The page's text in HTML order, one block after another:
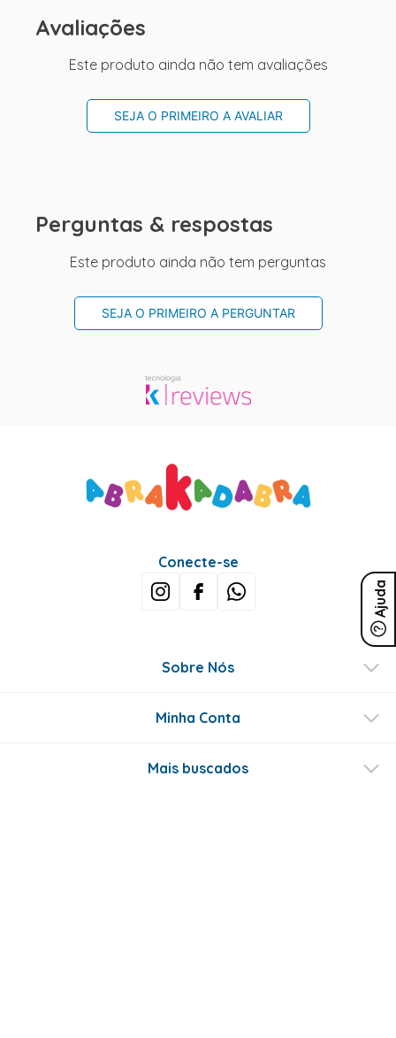
Avaliações
Este produto ainda não tem avaliações
SEJA O PRIMEIRO A AVALIAR
Perguntas & respostas
Este produto ainda não tem perguntas
SEJA O PRIMEIRO A PERGUNTAR
Ajuda
Conecte-se
Sobre Nós
Minha Conta
Mais buscados